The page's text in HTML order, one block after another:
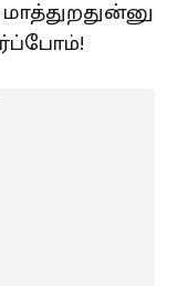
மாத்துறதுன்னு